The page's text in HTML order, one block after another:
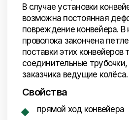
В случае установки
возможна постоянная
повреждение конвейера. В
проволока закончена
поставки этих конвейеров
соединительные
заказчика ведущие колёса.
Свойства
прямой ход конвейера